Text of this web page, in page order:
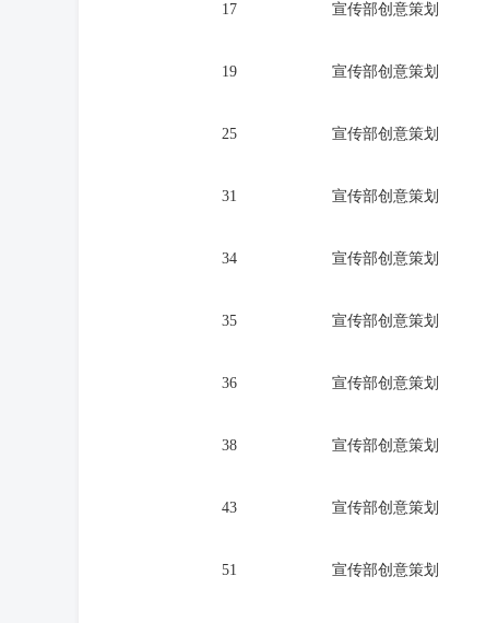
17 宣传部创意策划
19 宣传部创意策划
25 宣传部创意策划
31 宣传部创意策划
34 宣传部创意策划
35 宣传部创意策划
36 宣传部创意策划
38 宣传部创意策划
43 宣传部创意策划
51 宣传部创意策划